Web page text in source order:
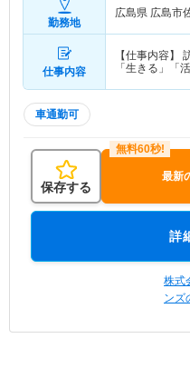
勤務地
広島県 広島市
仕事内容
【仕事内容】
「生きる」「
車通勤可
保存する
最新
詳
株式
ンズ